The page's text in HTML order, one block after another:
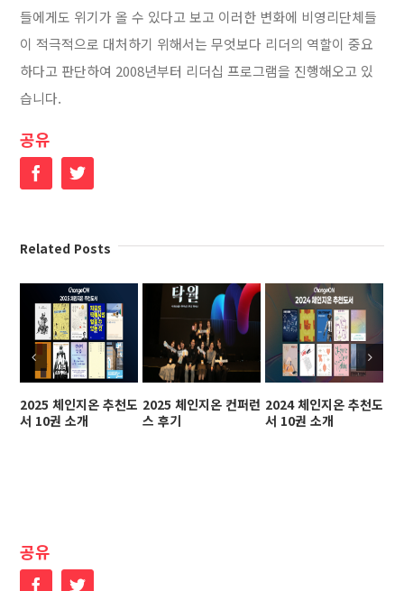
들에게도 위기가 올 수 있다고 보고 이러한 변화에 비영리단체들
이 적극적으로 대처하기 위해서는 무엇보다 리더의 역할이 중요
하다고 판단하여 2008년부터 리더십 프로그램을 진행해오고 있
습니다.
공유
FacebookTwitter
Related Posts
2025 체인지온 추천도
서 10권 소개
2025 체인지온 컨퍼런
스 후기
2024 체인지온 추천도
서 10권 소개
공유
FacebookTwitter